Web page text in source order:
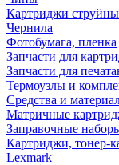
Картриджи
Чернила
Фотобумага, пленка
Запчасти для
Запчасти для
Термоузлы и
Средства и
Матричные
Заправочные
Картриджи, тонер-
Lexmark